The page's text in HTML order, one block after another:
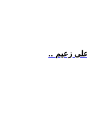
على زعيم